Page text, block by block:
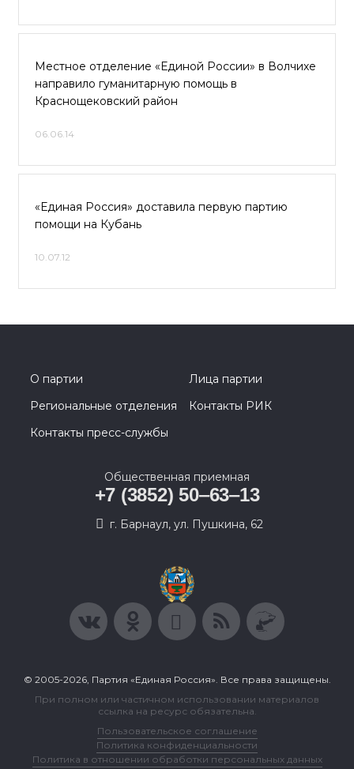
Местное отделение «Единой России» в Волчихе
направило гуманитарную помощь в
Краснощековский район
06.06.14
«Единая Россия» доставила первую партию
помощи на Кубань
10.07.12
О партии
Лица партии
Региональные отделения
Контакты РИК
Контакты пресс-службы
Общественная приемная
+7 (3852) 50‒63‒13
г. Барнаул, ул. Пушкина, 62
© 2005-2026, Партия «Единая Россия». Все права защищены.
При полном или частичном использовании материалов
ссылка на ресурс обязательна.
Пользовательское соглашение
Политика конфиденциальности
Политика в отношении обработки персональных данных